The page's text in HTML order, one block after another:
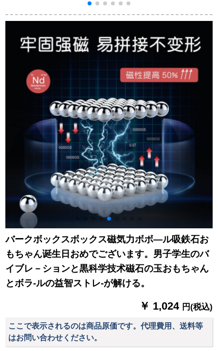
レゼにします。妻に
携带名棘ホルター黒
86021バレンテリー
します。
ト
バークボックスボックス磁気力ボボ―ル吸鉄石お
もちゃん诞生日おめでございます。男子学生のバ
イブレ－ションと黒科学技术磁石の玉おもちゃん
とボラ-ルの益智ストレ-が解ける。
￥ 1,024 円(税込)
ここで表示されるのは商品原価です。代理費用、送料等
はお問い合わせください。